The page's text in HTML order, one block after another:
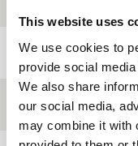
This website uses
We use cookies to
provide social
We also share
our social media,
may combine it with
Jaar
Festivaleditie